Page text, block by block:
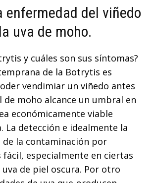
enfermedad del viñedo
uva de moho.
y cuáles son sus síntomas?
de la Botrytis es
vendimiar un viñedo antes
de moho alcance un umbral en
económicamente viable
La detección e idealmente la
la contaminación por
especialmente en ciertas
uva de piel oscura. Por otro